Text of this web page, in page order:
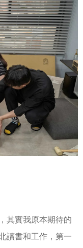
其實我原本期待的
讀書和工作，第一